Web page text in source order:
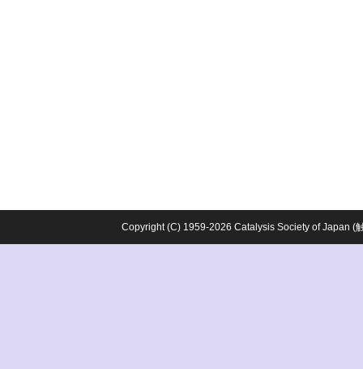
Copyright (C) 1959-2026 Catalysis Society of Japan (